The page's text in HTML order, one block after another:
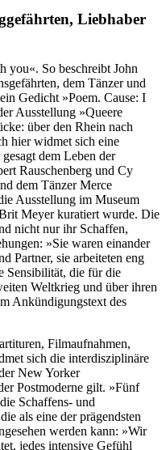
Liebhaber
you«. So beschreibt John
dem Tänzer und
Gedicht »Poem. Cause: I
Ausstellung »Queere
über den Rhein nach
hier widmet sich eine
dem Leben der
Rauschenberg und Cy
dem Tänzer Merce
Ausstellung im Museum
Meyer kuratiert wurde. Die
nicht nur ihr Schaffen,
»Sie waren einander
Partner, sie arbeiteten eng
Sensibilität, die für die
Weltkrieg und über ihren
Ankündigungstext des
Filmaufnahmen,
sich die interdisziplinäre
New Yorker
Postmoderne gilt. »Fünf
Schaffens- und
als eine der prägendsten
werden kann: »Wir
jedes intensive Gefühl